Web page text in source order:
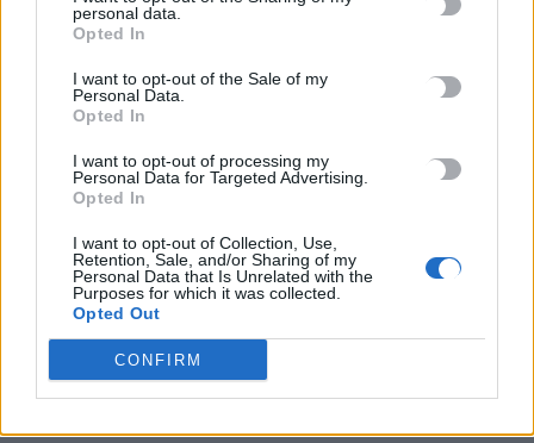
personal data.
Opted In
I want to opt-out of the Sale of my
Personal Data.
Opted In
I want to opt-out of processing my
Personal Data for Targeted Advertising.
Opted In
I want to opt-out of Collection, Use,
Retention, Sale, and/or Sharing of my
Personal Data that Is Unrelated with the
Purposes for which it was collected.
Opted Out
CONFIRM
ΣΧΕΤΙΚΆ ΆΡΘΡΑ